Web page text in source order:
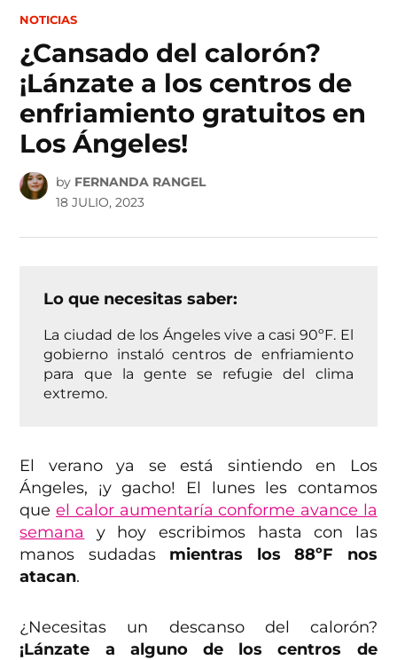
POSTED
NOTICIAS
¿Cansado del calorón?
¡Lánzate a los centros de
enfriamiento gratuitos en
Los Ángeles!
by FERNANDA RANGEL
18 JULIO, 2023
Lo que necesitas saber:
La ciudad de los Ángeles vive a casi 90ºF. El
gobierno instaló centros de enfriamiento
para que la gente se refugie del clima
extremo.
El verano ya se está sintiendo en Los
Ángeles, ¡y gacho! El lunes les contamos
queel calor aumentaría conforme avance la
semana
y hoy escribimos hasta con las
manos sudadas mientras los 88ºF nos
atacan.
¿Necesitas un descanso del calorón?
¡Lánzate a alguno de los centros de